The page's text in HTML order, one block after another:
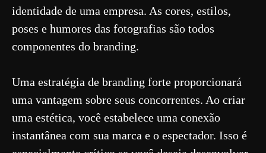
identidade de uma empresa. As cores, estilos,
poses e humores das fotografias são todos
componentes do branding.
Uma estratégia de branding forte proporcionará
uma vantagem sobre seus concorrentes. Ao criar
uma estética, você estabelece uma conexão
instantânea com sua marca e o espectador. Isso é